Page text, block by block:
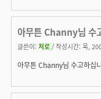
아무튼 Channy님 수
글쓴이: 처로 / 작성시간: 목,
아무튼 Channy님 수고하십